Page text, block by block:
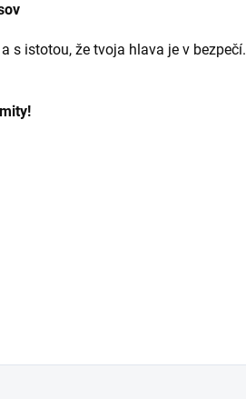
s istotou, že tvoja hlava je v bezpečí.